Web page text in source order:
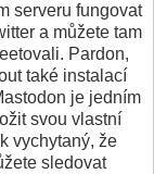
serveru fungovat
a můžete tam
Pardon,
také instalací
je jedním
svou vlastní
vychytaný, že
sledovat